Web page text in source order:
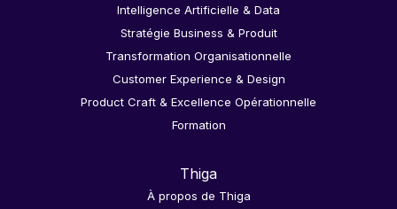
Intelligence Artificielle & Data
Stratégie Business & Produit
Transformation Organisationnelle
Customer Experience & Design
Product Craft & Excellence Opérationnelle
Formation
Thiga
À propos de Thiga